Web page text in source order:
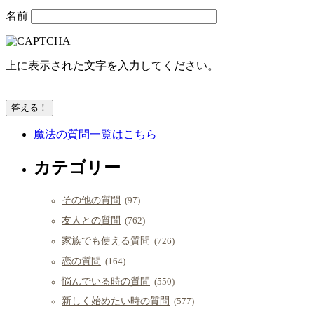
名前
上に表示された文字を入力してください。
魔法の質問一覧はこちら
カテゴリー
その他の質問 (97)
友人との質問 (762)
家族でも使える質問 (726)
恋の質問 (164)
悩んでいる時の質問 (550)
新しく始めたい時の質問 (577)